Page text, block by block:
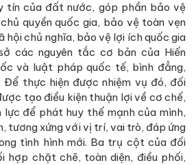
tín của đất nước, góp phần bảo vệ
quyền quốc gia, bảo vệ toàn vẹn
hội chủ nghĩa, bảo vệ lợi ích quốc gia
các nguyên tắc cơ bản của Hiến
và luật pháp quốc tế, bình đẳng,
thực hiện được nhiệm vụ đó, đối
tạo điều kiện thuận lợi về cơ chế,
lực để phát huy thế mạnh của mình,
tương xứng với vị trí, vai trò, đáp ứng
tình hình mới. Ba trụ cột của đối
hợp chặt chẽ, toàn diện, điều phối,